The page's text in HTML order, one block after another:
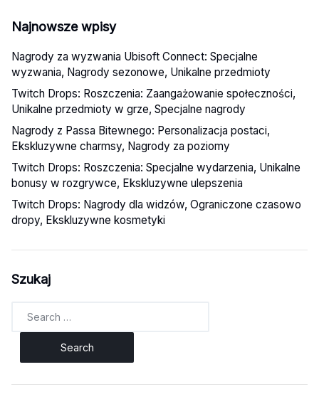
Najnowsze wpisy
Nagrody za wyzwania Ubisoft Connect: Specjalne
wyzwania, Nagrody sezonowe, Unikalne przedmioty
Twitch Drops: Roszczenia: Zaangażowanie społeczności,
Unikalne przedmioty w grze, Specjalne nagrody
Nagrody z Passa Bitewnego: Personalizacja postaci,
Ekskluzywne charmsy, Nagrody za poziomy
Twitch Drops: Roszczenia: Specjalne wydarzenia, Unikalne
bonusy w rozgrywce, Ekskluzywne ulepszenia
Twitch Drops: Nagrody dla widzów, Ograniczone czasowo
dropy, Ekskluzywne kosmetyki
Szukaj
Search